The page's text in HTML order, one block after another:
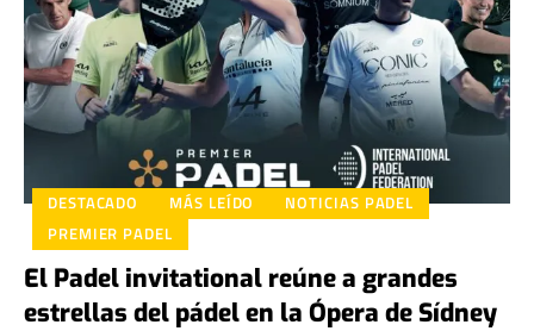
DESTACADO MÁS LEÍDO
NOTICIAS PADEL
PREMIER PADEL
El Padel invitational reúne a grandes
estrellas del pádel en la Ópera de Sídney